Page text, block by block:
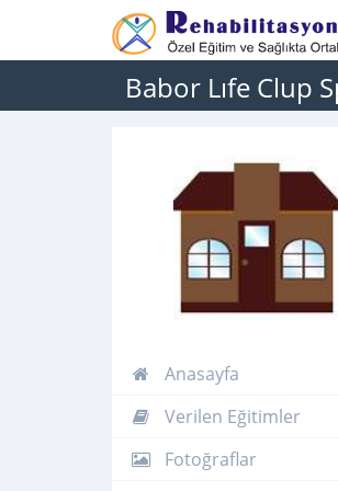
Babor Lıfe Clup
Anasayfa
Verilen Eğitimler
Fotoğraflar